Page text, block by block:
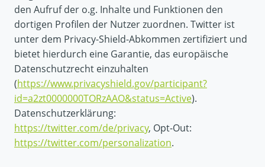
den Aufruf der o.g. Inhalte und Funktionen den
dortigen Profilen der Nutzer zuordnen. Twitter ist
unter dem Privacy-Shield-Abkommen zertifiziert und
bietet hierdurch eine Garantie, das europäische
Datenschutzrecht einzuhalten
(https://www.privacyshield.gov/participant?
id=a2zt0000000TORzAAO&status=Active).
Datenschutzerklärung:
https://twitter.com/de/privacy, Opt-Out:
https://twitter.com/personalization.